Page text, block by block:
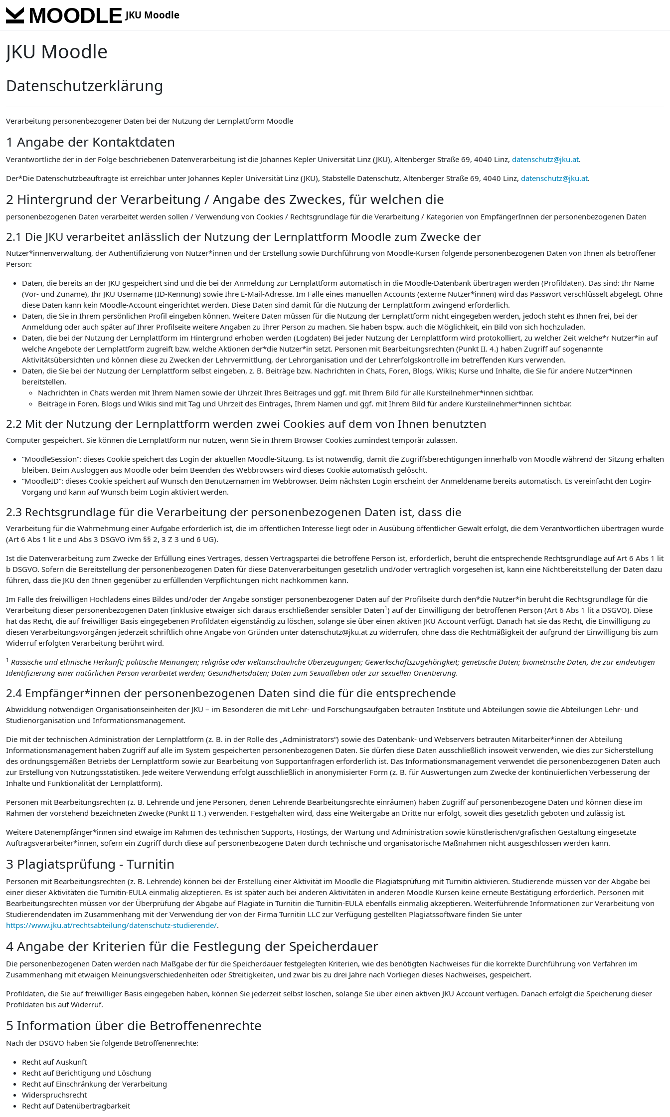
Skip to main content
JKU Moodle
JKU Moodle
Datenschutzerklärung
Verarbeitung personenbezogener Daten bei der Nutzung der Lernplattform Moodle
1 Angabe der Kontaktdaten
Verantwortliche der in der Folge beschriebenen Datenverarbeitung ist die Johannes Kepler Universität Linz (JKU), Altenberger Straße 69, 4040 Linz, datenschutz@jku.at.
Der*Die Datenschutzbeauftragte ist erreichbar unter Johannes Kepler Universität Linz (JKU), Stabstelle Datenschutz, Altenberger Straße 69, 4040 Linz, datenschutz@jku.at.
2 Hintergrund der Verarbeitung / Angabe des Zweckes, für welchen die
personenbezogenen Daten verarbeitet werden sollen / Verwendung von Cookies / Rechtsgrundlage für die Verarbeitung / Kategorien von EmpfängerInnen der personenbezogenen Daten
2.1 Die JKU verarbeitet anlässlich der Nutzung der Lernplattform Moodle zum Zwecke der
Nutzer*innenverwaltung, der Authentifizierung von Nutzer*innen und der Erstellung sowie Durchführung von Moodle-Kursen folgende personenbezogenen Daten von Ihnen als betroffener
Person:
Daten, die bereits an der JKU gespeichert sind und die bei der Anmeldung zur Lernplattform automatisch in die Moodle-Datenbank übertragen werden (Profildaten). Das sind: Ihr Name
(Vor- und Zuname), Ihr JKU Username (ID-Kennung) sowie Ihre E-Mail-Adresse. Im Falle eines manuellen Accounts (externe Nutzer*innen) wird das Passwort verschlüsselt abgelegt. Ohne
diese Daten kann kein Moodle-Account eingerichtet werden. Diese Daten sind damit für die Nutzung der Lernplattform zwingend erforderlich.
Daten, die Sie in Ihrem persönlichen Profil eingeben können. Weitere Daten müssen für die Nutzung der Lernplattform nicht eingegeben werden, jedoch steht es Ihnen frei, bei der
Anmeldung oder auch später auf Ihrer Profilseite weitere Angaben zu Ihrer Person zu machen. Sie haben bspw. auch die Möglichkeit, ein Bild von sich hochzuladen.
Daten, die bei der Nutzung der Lernplattform im Hintergrund erhoben werden (Logdaten) Bei jeder Nutzung der Lernplattform wird protokolliert, zu welcher Zeit welche*r Nutzer*in auf
welche Angebote der Lernplattform zugreift bzw. welche Aktionen der*die Nutzer*in setzt. Personen mit Bearbeitungsrechten (Punkt II. 4.) haben Zugriff auf sogenannte
Aktivitätsübersichten und können diese zu Zwecken der Lehrvermittlung, der Lehrorganisation und der Lehrerfolgskontrolle im betreffenden Kurs verwenden.
Daten, die Sie bei der Nutzung der Lernplattform selbst eingeben, z. B. Beiträge bzw. Nachrichten in Chats, Foren, Blogs, Wikis; Kurse und Inhalte, die Sie für andere Nutzer*innen
bereitstellen.
Nachrichten in Chats werden mit Ihrem Namen sowie der Uhrzeit Ihres Beitrages und ggf. mit Ihrem Bild für alle Kursteilnehmer*innen sichtbar.
Beiträge in Foren, Blogs und Wikis sind mit Tag und Uhrzeit des Eintrages, Ihrem Namen und ggf. mit Ihrem Bild für andere Kursteilnehmer*innen sichtbar.
2.2 Mit der Nutzung der Lernplattform werden zwei Cookies auf dem von Ihnen benutzten
Computer gespeichert. Sie können die Lernplattform nur nutzen, wenn Sie in Ihrem Browser Cookies zumindest temporär zulassen.
“MoodleSession“: dieses Cookie speichert das Login der aktuellen Moodle-Sitzung. Es ist notwendig, damit die Zugriffsberechtigungen innerhalb von Moodle während der Sitzung erhalten
bleiben. Beim Ausloggen aus Moodle oder beim Beenden des Webbrowsers wird dieses Cookie automatisch gelöscht.
“MoodleID“: dieses Cookie speichert auf Wunsch den Benutzernamen im Webbrowser. Beim nächsten Login erscheint der Anmeldename bereits automatisch. Es vereinfacht den Login-
Vorgang und kann auf Wunsch beim Login aktiviert werden.
2.3 Rechtsgrundlage für die Verarbeitung der personenbezogenen Daten ist, dass die
Verarbeitung für die Wahrnehmung einer Aufgabe erforderlich ist, die im öffentlichen Interesse liegt oder in Ausübung öffentlicher Gewalt erfolgt, die dem Verantwortlichen übertragen wurde
(Art 6 Abs 1 lit e und Abs 3 DSGVO iVm §§ 2, 3 Z 3 und 6 UG).
Ist die Datenverarbeitung zum Zwecke der Erfüllung eines Vertrages, dessen Vertragspartei die betroffene Person ist, erforderlich, beruht die entsprechende Rechtsgrundlage auf Art 6 Abs 1 lit
b DSGVO. Sofern die Bereitstellung der personenbezogenen Daten für diese Datenverarbeitungen gesetzlich und/oder vertraglich vorgesehen ist, kann eine Nichtbereitstellung der Daten dazu
führen, dass die JKU den Ihnen gegenüber zu erfüllenden Verpflichtungen nicht nachkommen kann.
Im Falle des freiwilligen Hochladens eines Bildes und/oder der Angabe sonstiger personenbezogener Daten auf der Profilseite durch den*die Nutzer*in beruht die Rechtsgrundlage für die
Verarbeitung dieser personenbezogenen Daten (inklusive etwaiger sich daraus erschließender sensibler Daten1) auf der Einwilligung der betroffenen Person (Art 6 Abs 1 lit a DSGVO). Diese
hat das Recht, die auf freiwilliger Basis eingegebenen Profildaten eigenständig zu löschen, solange sie über einen aktiven JKU Account verfügt. Danach hat sie das Recht, die Einwilligung zu
diesen Verarbeitungsvorgängen jederzeit schriftlich ohne Angabe von Gründen unter datenschutz@jku.at zu widerrufen, ohne dass die Rechtmäßigkeit der aufgrund der Einwilligung bis zum
Widerruf erfolgten Verarbeitung berührt wird.
1 Rassische und ethnische Herkunft; politische Meinungen; religiöse oder weltanschauliche Überzeugungen; Gewerkschaftszugehörigkeit; genetische Daten; biometrische Daten, die zur eindeutigen
Identifizierung einer natürlichen Person verarbeitet werden; Gesundheitsdaten; Daten zum Sexualleben oder zur sexuellen Orientierung.
2.4 Empfänger*innen der personenbezogenen Daten sind die für die entsprechende
Abwicklung notwendigen Organisationseinheiten der JKU – im Besonderen die mit Lehr- und Forschungsaufgaben betrauten Institute und Abteilungen sowie die Abteilungen Lehr- und
Studienorganisation und Informationsmanagement.
Die mit der technischen Administration der Lernplattform (z. B. in der Rolle des „Administrators“) sowie des Datenbank- und Webservers betrauten Mitarbeiter*innen der Abteilung
Informationsmanagement haben Zugriff auf alle im System gespeicherten personenbezogenen Daten. Sie dürfen diese Daten ausschließlich insoweit verwenden, wie dies zur Sicherstellung
des ordnungsgemäßen Betriebs der Lernplattform sowie zur Bearbeitung von Supportanfragen erforderlich ist. Das Informationsmanagement verwendet die personenbezogenen Daten auch
zur Erstellung von Nutzungsstatistiken. Jede weitere Verwendung erfolgt ausschließlich in anonymisierter Form (z. B. für Auswertungen zum Zwecke der kontinuierlichen Verbesserung der
Inhalte und Funktionalität der Lernplattform).
Personen mit Bearbeitungsrechten (z. B. Lehrende und jene Personen, denen Lehrende Bearbeitungsrechte einräumen) haben Zugriff auf personenbezogene Daten und können diese im
Rahmen der vorstehend bezeichneten Zwecke (Punkt II 1.) verwenden. Festgehalten wird, dass eine Weitergabe an Dritte nur erfolgt, soweit dies gesetzlich geboten und zulässig ist.
Weitere Datenempfänger*innen sind etwaige im Rahmen des technischen Supports, Hostings, der Wartung und Administration sowie künstlerischen/grafischen Gestaltung eingesetzte
Auftragsverarbeiter*innen, sofern ein Zugriff durch diese auf personenbezogene Daten durch technische und organisatorische Maßnahmen nicht ausgeschlossen werden kann.
3 Plagiatsprüfung - Turnitin
Personen mit Bearbeitungsrechten (z. B. Lehrende) können bei der Erstellung einer Aktivität im Moodle die Plagiatsprüfung mit Turnitin aktivieren. Studierende müssen vor der Abgabe bei
einer dieser Aktivitäten die Turnitin-EULA einmalig akzeptieren. Es ist später auch bei anderen Aktivitäten in anderen Moodle Kursen keine erneute Bestätigung erforderlich. Personen mit
Bearbeitungsrechten müssen vor der Überprüfung der Abgabe auf Plagiate in Turnitin die Turnitin-EULA ebenfalls einmalig akzeptieren. Weiterführende Informationen zur Verarbeitung von
Studierendendaten im Zusammenhang mit der Verwendung der von der Firma Turnitin LLC zur Verfügung gestellten Plagiatssoftware finden Sie unter
https://www.jku.at/rechtsabteilung/datenschutz-studierende/.
4 Angabe der Kriterien für die Festlegung der Speicherdauer
Die personenbezogenen Daten werden nach Maßgabe der für die Speicherdauer festgelegten Kriterien, wie des benötigten Nachweises für die korrekte Durchführung von Verfahren im
Zusammenhang mit etwaigen Meinungsverschiedenheiten oder Streitigkeiten, und zwar bis zu drei Jahre nach Vorliegen dieses Nachweises, gespeichert.
Profildaten, die Sie auf freiwilliger Basis eingegeben haben, können Sie jederzeit selbst löschen, solange Sie über einen aktiven JKU Account verfügen. Danach erfolgt die Speicherung dieser
Profildaten bis auf Widerruf.
5 Information über die Betroffenenrechte
Nach der DSGVO haben Sie folgende Betroffenenrechte:
Recht auf Auskunft
Recht auf Berichtigung und Löschung
Recht auf Einschränkung der Verarbeitung
Widerspruchsrecht
Recht auf Datenübertragbarkeit